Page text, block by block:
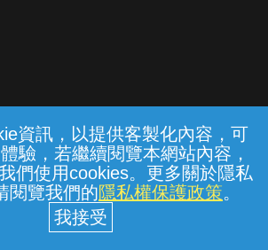
資訊，以提供客製化內容，可
驗，若繼續閱覽本網站內容，
們使用cookies。更多關於隱私
閱覽我們的隱私權保護政策。
客服 服務條款 隱私權保護
份有限公司個人家庭分公司
編號：96979949) © 2026
{{notifyMsg}}